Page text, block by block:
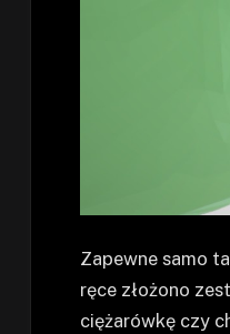
Zapewne samo
ręce złożono
ciężarówkę czy